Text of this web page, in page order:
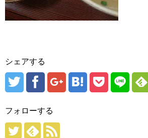
シェアする
フォローする